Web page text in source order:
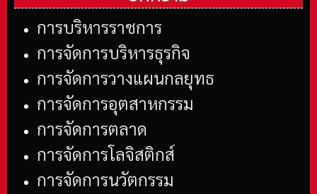
การบริหารราชการ
การจัดการบริหารธุรกิจ
การจัดการวางแผนกลยุทธ
การจัดการอุตสาหกรรม
การจัดการตลาด
การจัดการโลจิสติกส์
การจัดการนวัตกรรม